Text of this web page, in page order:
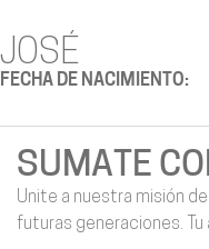
JOSÉ
FECHA DE NACIMIENTO:
SUMATE
Unite a nuestra misión
futuras generaciones.